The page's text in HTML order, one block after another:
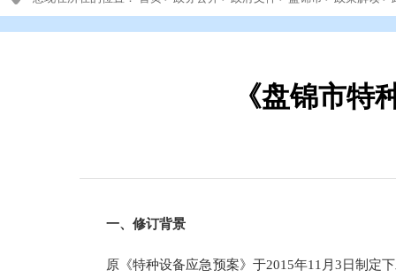
《盘锦市特
一、修订背景
原《特种设备应急预案》于2015年11月3日制定